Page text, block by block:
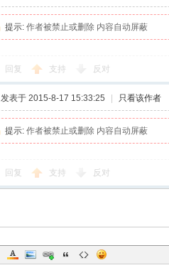
提示: 作者被禁止或删除 内容自动屏蔽
回复 支持 反对
发表于 2015-8-17 15:33:25 只看该作者
提示: 作者被禁止或删除 内容自动屏蔽
回复 支持 反对